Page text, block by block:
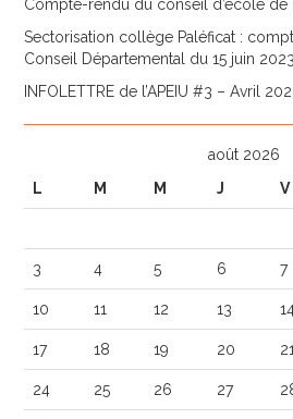
Compte-rendu du conseil d’école de
Sectorisation collège Paléficat :
Conseil Départemental du 15 juin 2023
INFOLETTRE de l’APEIU #3 – Avril
août 2026
L
M M J V
3 4 5 6 7
10 11 12 13
17 18 19 20 21
24 25 26 27